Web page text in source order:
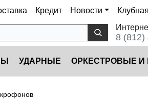
Кредит Новости
8 (812)
УДАРНЫЕ ОРКЕСТРОВЫЕ